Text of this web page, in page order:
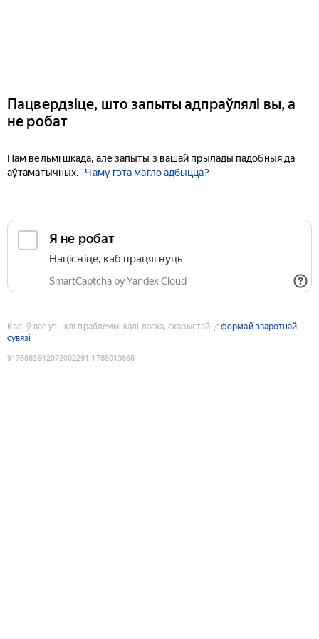
Пацвердзіце, што запыты адпраўлялі вы, а
не робат
Нам вельмі шкада, але запыты з вашай прылады падобныя да
аўтаматычных.
Чаму гэта магло адбыцца?
Я не робат
Націсніце, каб працягнуць
SmartCaptcha by Yandex Cloud
Калі ў вас узніклі праблемы, калі ласка, скарыстайцеформай зваротнай
сувязі
9176883912072002291 :1786013668